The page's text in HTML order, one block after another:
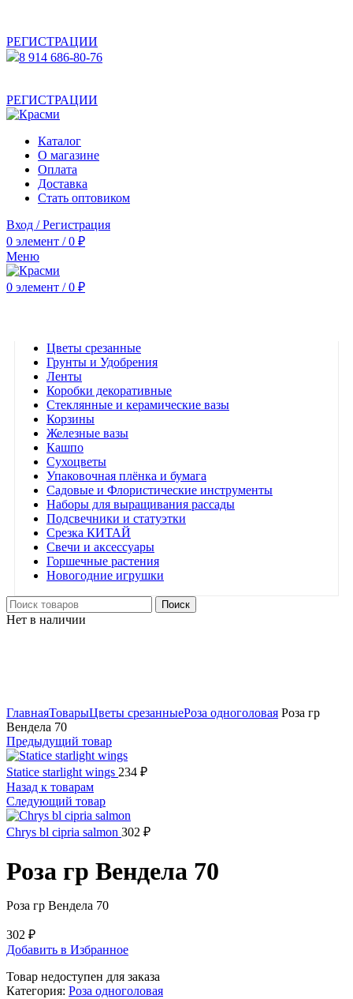
РЕГИСТРАЦИИ
8 914 686-80-76
РЕГИСТРАЦИИ
Каталог
О магазине
Оплата
Доставка
Стать оптовиком
Вход / Регистрация
0 элемент / 0 ₽
Меню
0 элемент / 0 ₽
Цветы срезанные
Грунты и Удобрения
Ленты
Коробки декоративные
Стеклянные и керамические вазы
Корзины
Железные вазы
Кашпо
Сухоцветы
Упаковочная плёнка и бумага
Садовые и Флористические инструменты
Наборы для выращивания рассады
Подсвечники и статуэтки
Срезка КИТАЙ
Свечи и аксессуары
Горшечные растения
Новогодние игрушки
Поиск
Нет в наличии
ГлавнаяТоварыЦветы срезанныеРоза одноголовая Роза гр
Вендела 70
Предыдущий товар
Statice starlight wings 234 ₽
Назад к товарам
Следующий товар
Chrys bl cipria salmon 302 ₽
Роза гр Вендела 70
Роза гр Вендела 70
302 ₽
Добавить в Избранное
Товар недоступен для заказа
Категория: Роза одноголовая